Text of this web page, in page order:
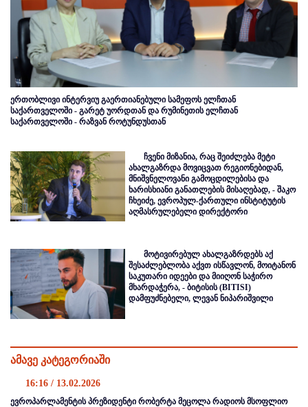
ერთობლივი ინტერვიუ გაერთიანებული სამეფოს ელჩთან
საქართველოში - გარეტ უორდთან და რუმინეთის ელჩთან
საქართველოში - რაზვან როტუნდუსთან
ჩვენი მიზანია, რაც შეიძლება მეტი
ახალგაზრდა მოვიცვათ რეგიონებიდან,
მნიშვნელოვანი გამოცდილებისა და
ხარისხიანი განათლების მისაღებად, - შაკო
ჩხეიძე, ევროპულ-ქართული ინსტიტუტის
აღმასრულებელი დირექტორი
მოტივირებულ ახალგაზრდებს აქ
შესაძლებლობა აქვთ ისწავლონ, მოიტანონ
საკუთარი იდეები და მიიღონ საჭირო
მხარდაჭერა, - ბიტისის (BITISI)
დამფუძნებელი, ლევან ნიპარიშვილი
ამავე კატეგორიაში
16:16 / 13.02.2026
ევროპარლამენტის პრეზიდენტი რობერტა მეცოლა რადიოს მსოფლიო